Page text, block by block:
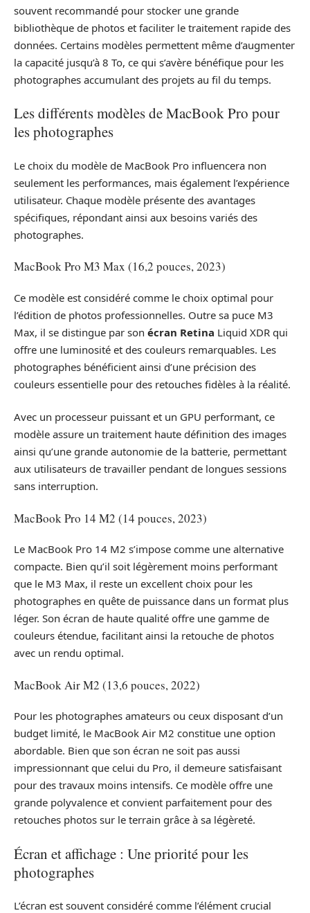
souvent recommandé pour stocker une grande
bibliothèque de photos et faciliter le traitement rapide des
données. Certains modèles permettent même d’augmenter
la capacité jusqu’à 8 To, ce qui s’avère bénéfique pour les
photographes accumulant des projets au fil du temps.
Les différents modèles de MacBook Pro pour
les photographes
Le choix du modèle de MacBook Pro influencera non
seulement les performances, mais également l’expérience
utilisateur. Chaque modèle présente des avantages
spécifiques, répondant ainsi aux besoins variés des
photographes.
MacBook Pro M3 Max (16,2 pouces, 2023)
Ce modèle est considéré comme le choix optimal pour
l’édition de photos professionnelles. Outre sa puce M3
Max, il se distingue par son écran Retina Liquid XDR qui
offre une luminosité et des couleurs remarquables. Les
photographes bénéficient ainsi d’une précision des
couleurs essentielle pour des retouches fidèles à la réalité.
Avec un processeur puissant et un GPU performant, ce
modèle assure un traitement haute définition des images
ainsi qu’une grande autonomie de la batterie, permettant
aux utilisateurs de travailler pendant de longues sessions
sans interruption.
MacBook Pro 14 M2 (14 pouces, 2023)
Le MacBook Pro 14 M2 s’impose comme une alternative
compacte. Bien qu’il soit légèrement moins performant
que le M3 Max, il reste un excellent choix pour les
photographes en quête de puissance dans un format plus
léger. Son écran de haute qualité offre une gamme de
couleurs étendue, facilitant ainsi la retouche de photos
avec un rendu optimal.
MacBook Air M2 (13,6 pouces, 2022)
Pour les photographes amateurs ou ceux disposant d’un
budget limité, le MacBook Air M2 constitue une option
abordable. Bien que son écran ne soit pas aussi
impressionnant que celui du Pro, il demeure satisfaisant
pour des travaux moins intensifs. Ce modèle offre une
grande polyvalence et convient parfaitement pour des
retouches photos sur le terrain grâce à sa légèreté.
Écran et affichage : Une priorité pour les
photographes
L’écran est souvent considéré comme l’élément crucial